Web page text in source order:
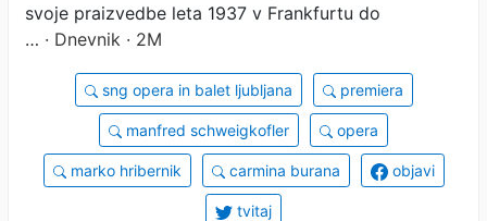
svoje praizvedbe leta 1937 v Frankfurtu do
… · Dnevnik · 2M
sng opera in balet ljubljana premiera
manfred schweigkofler opera
marko hribernik carmina burana objavi
tvitaj